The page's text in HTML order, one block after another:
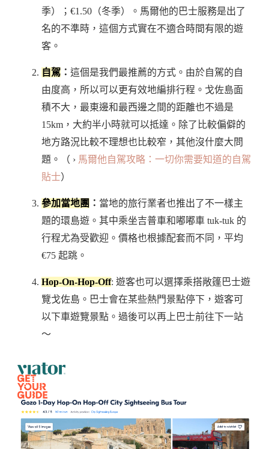
季）；€1.50（冬季）。馬爾他的巴士服務是出了
名的不準時，這個方式實在不適合時間有限的遊
客。
自駕 ： 這個是我們最推薦的方式。由於自駕的自
由度高，所以可以更有效地編排行程。戈佐島面
積不大，最東邊和最西邊之間的距離也不過是
15km，大約半小時就可以抵達。除了比較偏僻的
地方路況比較不理想也比較窄，其他沒什麼大問
題。（ › 馬爾他自駕攻略：一切你需要知道的自駕
貼士）
參加當地團 ： 當地的旅行業者也推出了不一樣主
題的環島遊。其中乘坐吉普車和嘟嘟車 tuk-tuk 的
行程尤為受歡迎。價格也根據配套而不同，平均
€75 起跳。
Hop-On-Hop-Off: 遊客也可以選擇乘搭敞篷巴士遊
覽戈佐島。巴士會在某些熱門景點停下，遊客可
以下車遊覽景點。過後可以再上巴士前往下一站
～